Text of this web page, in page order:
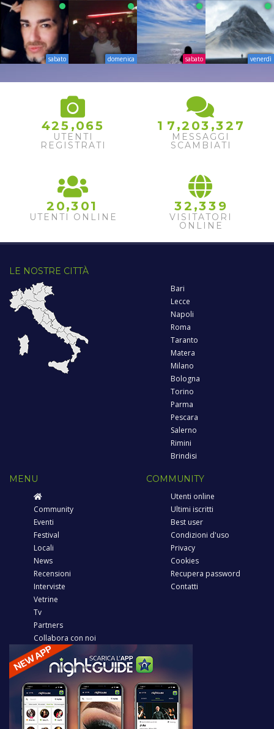
sabato domenica sabato venerdì
425 ,065
UTENTI
REGISTRATI
1 7 ,2 03 ,32 7
MESSAGGI
SCAMBIATI
2 0,3 01
UTENTI ONLINE
32 ,33 9
VISITATORI
ONLINE
LE NOSTRE CITTÀ
Bari
Lecce
Napoli
Roma
Taranto
Matera
Milano
Bologna
Torino
Parma
Pescara
Salerno
Rimini
Brindisi
MENU
Community
Eventi
Festival
Locali
News
Recensioni
Interviste
Vetrine
Tv
Partners
Collabora con noi
COMMUNITY
Utenti online
Ultimi iscritti
Best user
Condizioni d'uso
Privacy
Cookies
Recupera password
Contatti